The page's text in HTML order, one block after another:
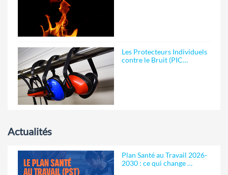
Les Protecteurs Individuels
contre le Bruit (PIC…
Actualités
Plan Santé au Travail 2026-
2030 : ce qui change …